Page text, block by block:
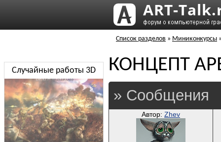
Список разделов » Миниконкурсы
КОНЦЕПТ
» Сообщения
Автор: Zhev
Случайные работы 3D